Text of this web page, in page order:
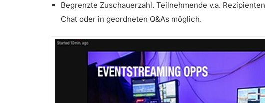
Begrenzte Zuschauerzahl. Teilnehmende v.a.
Chat oder in geordneten Q&As möglich.